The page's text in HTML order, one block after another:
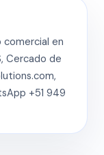
comercial en
Cercado de
+51 949